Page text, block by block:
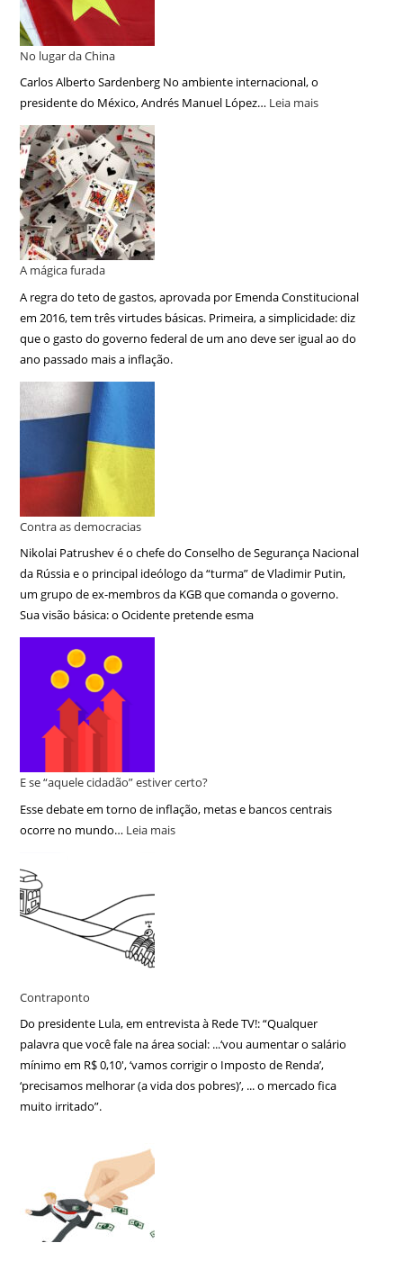
No lugar da China
Carlos Alberto Sardenberg No ambiente internacional, o
presidente do México, Andrés Manuel López… Leia mais
A mágica furada
A regra do teto de gastos, aprovada por Emenda Constitucional
em 2016, tem três virtudes básicas. Primeira, a simplicidade: diz
que o gasto do governo federal de um ano deve ser igual ao do
ano passado mais a inflação.
Contra as democracias
Nikolai Patrushev é o chefe do Conselho de Segurança Nacional
da Rússia e o principal ideólogo da “turma” de Vladimir Putin,
um grupo de ex-membros da KGB que comanda o governo.
Sua visão básica: o Ocidente pretende esma
E se “aquele cidadão” estiver certo?
Esse debate em torno de inflação, metas e bancos centrais
ocorre no mundo… Leia mais
Contraponto
Do presidente Lula, em entrevista à Rede TV!: “Qualquer
palavra que você fale na área social: ...‘vou aumentar o salário
mínimo em R$ 0,10′, ‘vamos corrigir o Imposto de Renda’,
‘precisamos melhorar (a vida dos pobres)’, ... o mercado fica
muito irritado”.